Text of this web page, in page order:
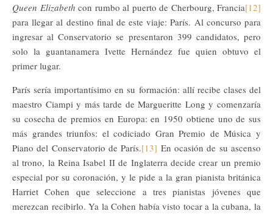
Queen Elizabeth con rumbo al puerto de Cherbourg, Francia[12]
para llegar al destino final de este viaje: París. Al concurso para
ingresar al Conservatorio se presentaron 399 candidatos, pero
solo la guantanamera Ivette Hernández fue quien obtuvo el
primer lugar.
París sería importantísimo en su formación: allí recibe clases del
maestro Ciampi y más tarde de Margueritte Long y comenzaría
su cosecha de premios en Europa: en 1950 obtiene uno de sus
más grandes triunfos: el codiciado Gran Premio de Música y
Piano del Conservatorio de París.[13] En ocasión de su ascenso
al trono, la Reina Isabel II de Inglaterra decide crear un premio
especial por su coronación, y le pide a la gran pianista británica
Harriet Cohen que seleccione a tres pianistas jóvenes que
merezcan recibirlo. Ya la Cohen había visto tocar a la cubana, la